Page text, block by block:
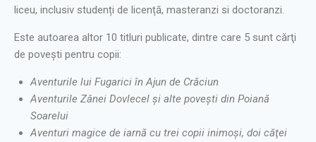
liceu, inclusiv studenți de licență, masteranzi si doctoranzi.
Este autoarea altor 10 titluri publicate, dintre care 5 sunt cărţi
de poveşti pentru copii:
Aventurile lui Fugarici în Ajun de Crăciun
Aventurile Zânei Dovlecel şi alte poveşti din Poiană
Soarelui
Aventuri magice de iarnă cu trei copii inimoşi, doi căţei